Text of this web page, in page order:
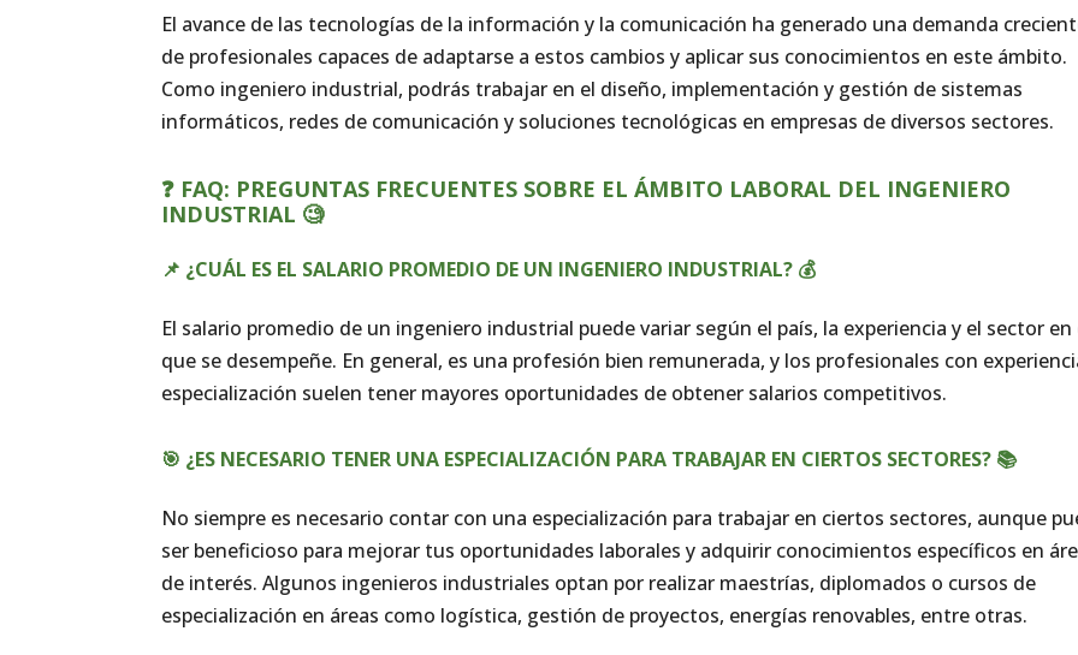
El avance de las tecnologías de la información y la comunicación ha generado una demanda
de profesionales capaces de adaptarse a estos cambios y aplicar sus conocimientos en este ámbito.
Como ingeniero industrial, podrás trabajar en el diseño, implementación y gestión de sistemas
informáticos, redes de comunicación y soluciones tecnológicas en empresas de diversos sectores.
❓ FAQ: PREGUNTAS FRECUENTES SOBRE EL ÁMBITO LABORAL DEL INGENIERO
INDUSTRIAL 🧐
📌 ¿CUÁL ES EL SALARIO PROMEDIO DE UN INGENIERO INDUSTRIAL? 💰
El salario promedio de un ingeniero industrial puede variar según el país, la experiencia y el sector en
que se desempeñe. En general, es una profesión bien remunerada, y los profesionales con
especialización suelen tener mayores oportunidades de obtener salarios competitivos.
🎯 ¿ES NECESARIO TENER UNA ESPECIALIZACIÓN PARA TRABAJAR EN CIERTOS SECTORES? 📚
No siempre es necesario contar con una especialización para trabajar en ciertos sectores, aunque
ser beneficioso para mejorar tus oportunidades laborales y adquirir conocimientos específicos en
de interés. Algunos ingenieros industriales optan por realizar maestrías, diplomados o cursos de
especialización en áreas como logística, gestión de proyectos, energías renovables, entre otras.